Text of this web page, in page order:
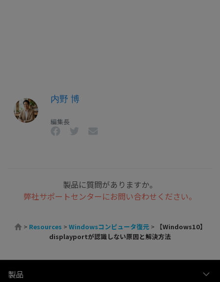
内野 博
編集長
製品に質問がありますか。
弊社サポートセンターにお問い合わせください。
> Resources > Windowsコンピュータ復元>
【Windows10】
displayportが認識しない原因と解決方法
製品